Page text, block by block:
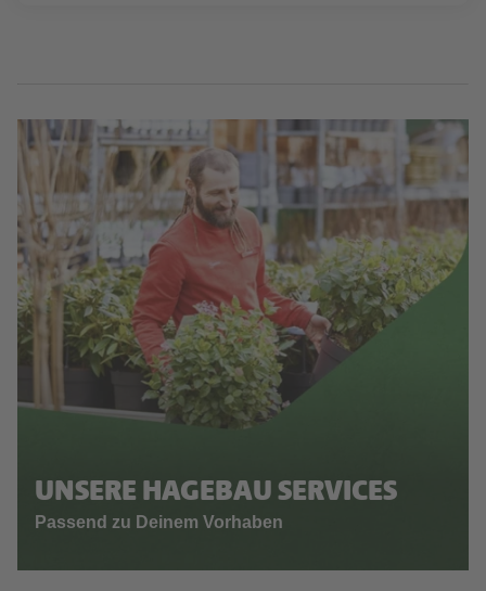
UNSERE HAGEBAU SERVICES
Passend zu Deinem Vorhaben